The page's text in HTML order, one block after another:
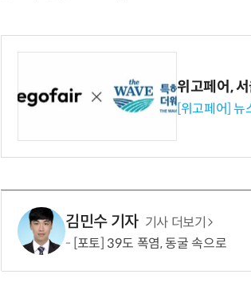
위고페어,
[위고페어] 뉴
김민수 기자 기사 더보기
[포토] 39도 폭염, 동굴 속으로